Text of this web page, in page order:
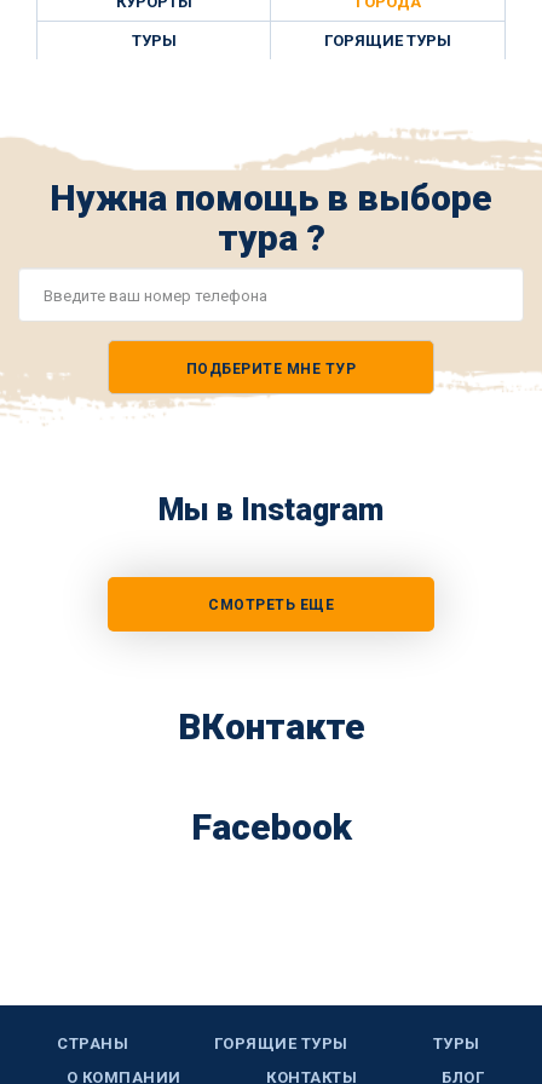
ТУРЫ ГОРЯЩИЕ ТУРЫ
Нужна помощь в выборе
тура ?
ПОДБЕРИТЕ МНЕ ТУР
Мы в Instagram
СМОТРЕТЬ ЕЩЕ
ВКонтакте
Facebook
СТРАНЫ ГОРЯЩИЕ ТУРЫ
ТУРЫ
О КОМПАНИИ
КОНТАКТЫ БЛОГ